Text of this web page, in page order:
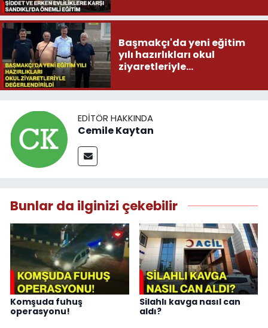
Başmakçı'da yeni eğitim
yılı hazırlıkları okul
ziyaretleriyle
EDITÖR HAKKINDA
Cemile Kaytan
Bunlar da ilginizi çekebilir
Komşuda fuhuş
operasyonu!
Silahlı kavga nasıl can
aldı?